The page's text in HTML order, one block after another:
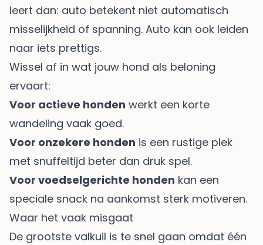
leert dan: auto betekent niet automatisch
misselijkheid of spanning. Auto kan ook leiden
naar iets prettigs.
Wissel af in wat jouw hond als beloning
ervaart:
Voor actieve honden werkt een korte
wandeling vaak goed.
Voor onzekere honden is een rustige plek
met snuffeltijd beter dan druk spel.
Voor voedselgerichte honden kan een
speciale snack na aankomst sterk motiveren.
Waar het vaak misgaat
De grootste valkuil is te snel gaan omdat één